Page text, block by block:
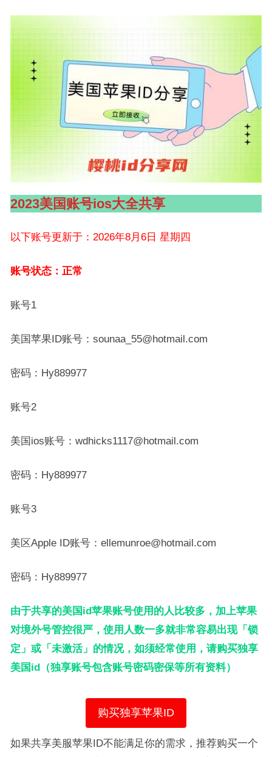
2023美国账号ios大全共享
以下账号更新于：2026年8月6日 星期四
账号状态：正常
账号1
美国苹果ID账号：sounaa_55@hotmail.com
密码：Hy889977
账号2
美国ios账号：wdhicks1117@hotmail.com
密码：Hy889977
账号3
美区Apple ID账号：ellemunroe@hotmail.com
密码：Hy889977
由于共享的美国id苹果账号使用的人比较多，加上苹果
对境外号管控很严，使用人数一多就非常容易出现「锁
定」或「未激活」的情况，如须经常使用，请购买独享
美国id（独享账号包含账号密码密保等所有资料）
购买独享苹果ID
如果共享美服苹果ID不能满足你的需求，推荐购买一个